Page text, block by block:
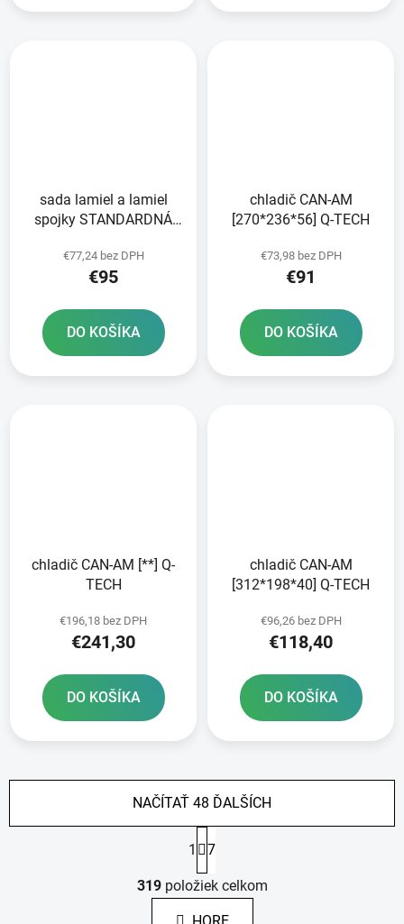
sada lamiel a lamiel
spojky STANDARDNÁ
€77,24 bez DPH
€95
DO KOŠÍKA
chladič CAN-AM
[270*236*56] Q-TECH
€73,98 bez DPH
€91
DO KOŠÍKA
chladič CAN-AM [**] Q-
TECH
€196,18 bez DPH
€241,30
DO KOŠÍKA
chladič CAN-AM
[312*198*40] Q-TECH
€96,26 bez DPH
€118,40
DO KOŠÍKA
O
v
l
NAČÍTAŤ 48 ĎALŠÍCH
t
r
á
n
k
1 7
319položiek celkom